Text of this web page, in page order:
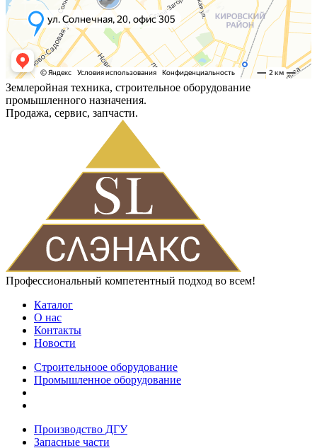
Землеройная техника, строительное оборудование
промышленного назначения.
Продажа, сервис, запчасти.
Профессиональный компетентный подход во всем!
Каталог
О нас
Контакты
Новости
Строительноое оборудование
Промышленное оборудование
Производство ДГУ
Запасные части